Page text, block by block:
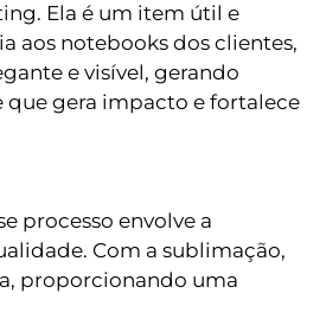
Ela é um item útil e
aos notebooks dos clientes,
e visível, gerando
que gera impacto e fortalece
processo envolve a
Com a sublimação,
proporcionando uma